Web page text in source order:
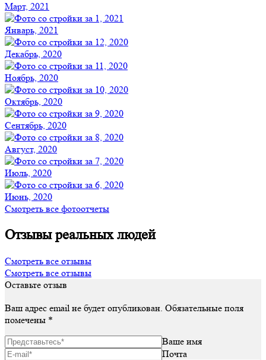
Март, 2021
Январь, 2021
Декабрь, 2020
Ноябрь, 2020
Октябрь, 2020
Сентябрь, 2020
Август, 2020
Июль, 2020
Июнь, 2020
Смотреть все фотоотчеты
Отзывы реальных людей
Смотреть все отзывы
Смотреть все отзывы
Оставьте отзыв
Ваш адрес email не будет опубликован. Обязательные поля
помечены *
Ваше имя
Почта